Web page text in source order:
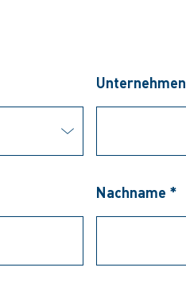
Unternehmen
Nachname *